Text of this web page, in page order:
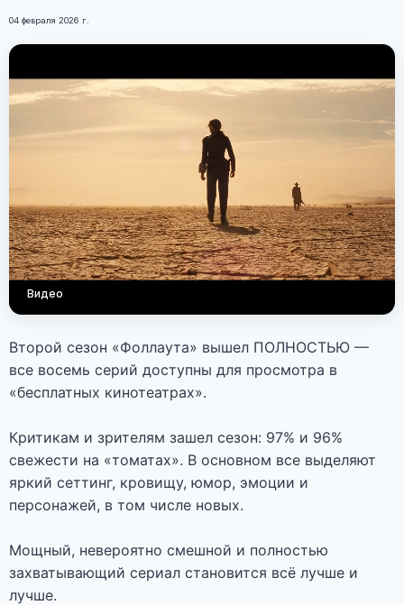
04 февраля 2026 г.
Видео
Второй сезон «Фоллаута» вышел ПОЛНОСТЬЮ —
все восемь серий доступны для просмотра в
«бесплатных кинотеатрах».
Критикам и зрителям зашел сезон: 97% и 96%
свежести на «томатах». В основном все выделяют
яркий сеттинг, кровищу, юмор, эмоции и
персонажей, в том числе новых.
Мощный, невероятно смешной и полностью
захватывающий сериал становится всё лучше и
лучше.